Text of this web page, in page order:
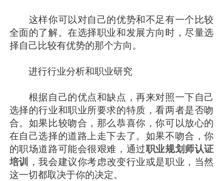
这样你可以对自己的优势和不足有一个比较
全面的了解。在选择职业和发展方向时，尽量选
择自己比较有优势的那个方向。
进行行业分析和职业研究
根据自己的优点和缺点，再来对照一下自己
选择的行业和职业所要求的特质，看两者是否吻
合。如果比较吻合，那么恭喜你，你可以放心的
在自己选择的道路上走下去了。如果不吻合，你
的职场道路可能会很艰难，通过职业规划师认证
培训 ，我会建议你考虑改变行业或是职业，当然
这一切都取决于你的决定。